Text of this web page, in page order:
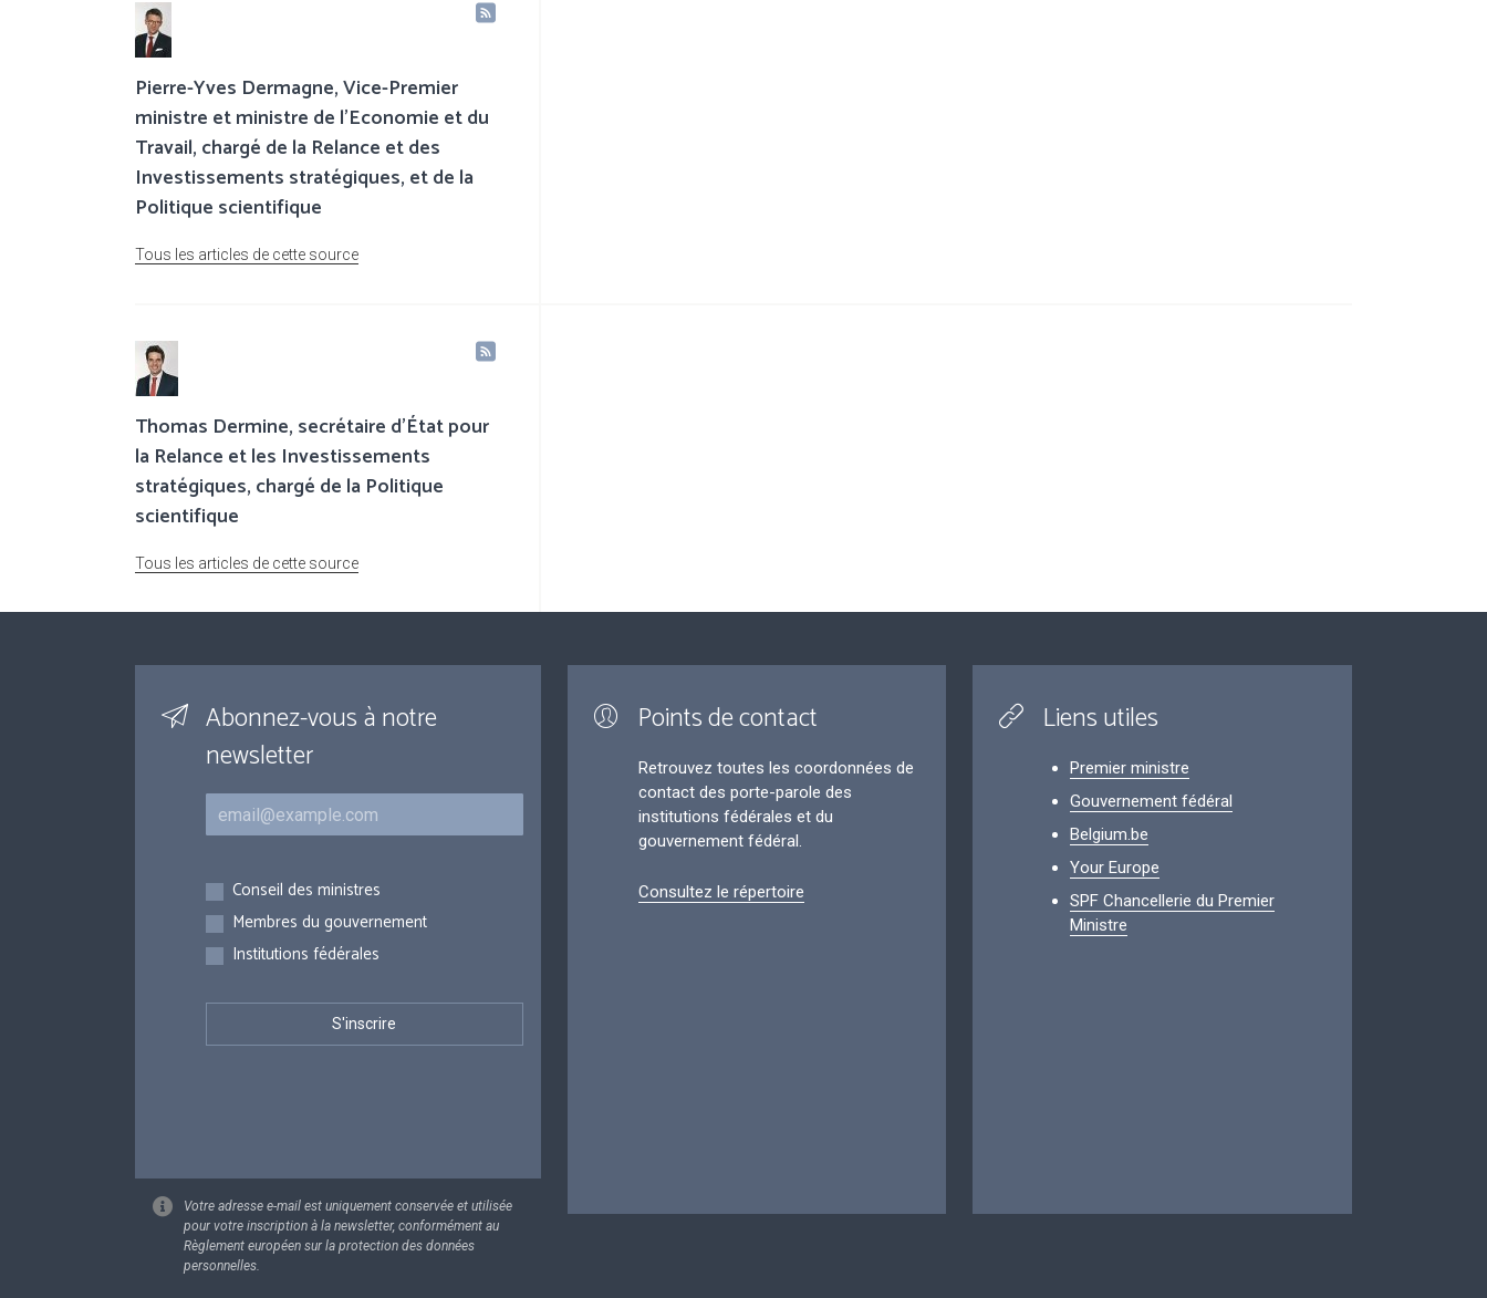
Pierre-Yves Dermagne, Vice-Premier
ministre et ministre de l’Economie et du
Travail, chargé de la Relance et des
Investissements stratégiques, et de la
Politique scientifique
Tous les articles de cette source
Thomas Dermine, secrétaire d’État pour
la Relance et les Investissements
stratégiques, chargé de la Politique
scientifique
Tous les articles de cette source
Abonnez-vous à notre
newsletter
Courriel
Inscriptions
Conseil des ministres
Membres du gouvernement
Institutions fédérales
Votre adresse e-mail est uniquement conservée et utilisée
pour votre inscription à la newsletter, conformément au
Règlement européen sur la protection des données
personnelles.
Points de contact
Retrouvez toutes les coordonnées de
contact des porte-parole des
institutions fédérales et du
gouvernement fédéral.
Consultez le répertoire
Liens utiles
Premier ministre
Gouvernement fédéral
Belgium.be
Your Europe
SPF Chancellerie du Premier
Ministre